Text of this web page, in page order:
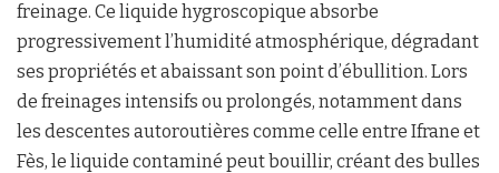
freinage. Ce liquide hygroscopique absorbe
progressivement l’humidité atmosphérique, dégradant
ses propriétés et abaissant son point d’ébullition. Lors
de freinages intensifs ou prolongés, notamment dans
les descentes autoroutières comme celle entre Ifrane et
Fès, le liquide contaminé peut bouillir, créant des bulles